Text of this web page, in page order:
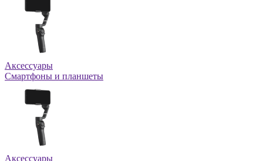
Аксессуары
Смартфоны и планшеты
Аксессуары